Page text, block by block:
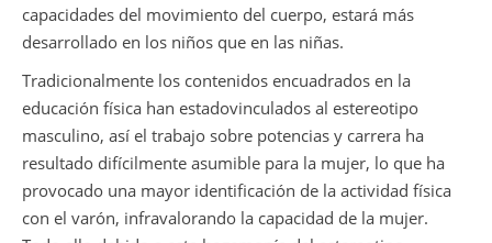
capacidades del movimiento del cuerpo, estará más
desarrollado en los niños que en las niñas.
Tradicionalmente los contenidos encuadrados en la
educación física han estadovinculados al estereotipo
masculino, así el trabajo sobre potencias y carrera ha
resultado difícilmente asumible para la mujer, lo que ha
provocado una mayor identificación de la actividad física
con el varón, infravalorando la capacidad de la mujer.